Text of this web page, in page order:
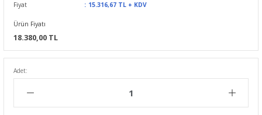
Fiyat
15.316,67 TL + KDV
Ürün Fiyatı
18.380,00 TL
Adet: